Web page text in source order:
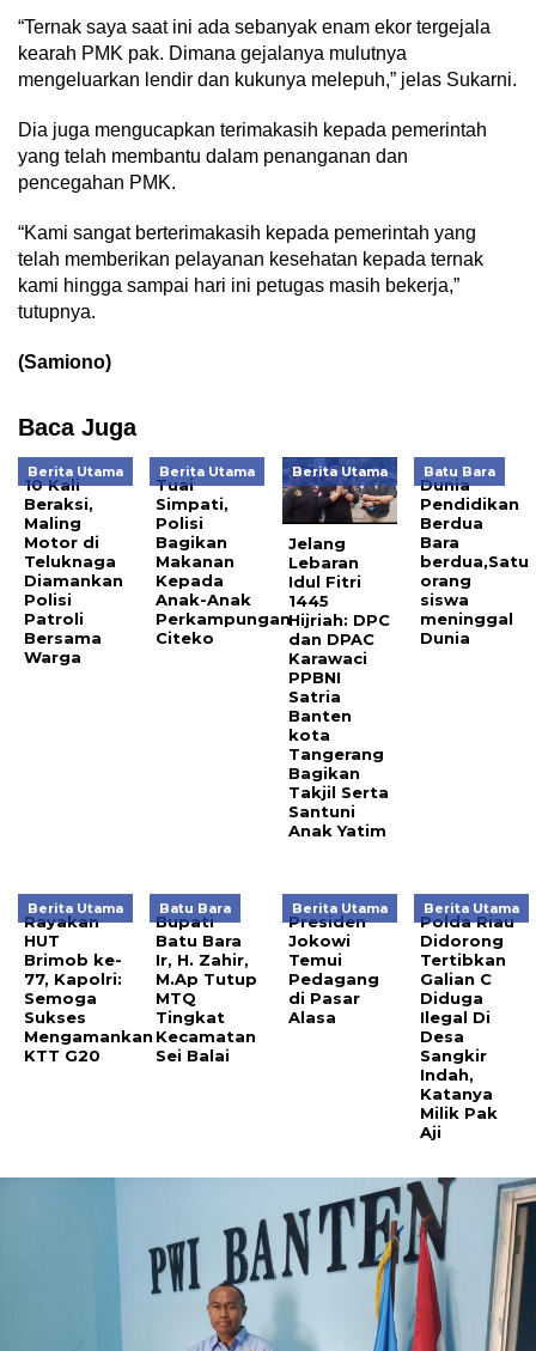
“Ternak saya saat ini ada sebanyak enam ekor tergejala
kearah PMK pak. Dimana gejalanya mulutnya
mengeluarkan lendir dan kukunya melepuh,” jelas Sukarni.
Dia juga mengucapkan terimakasih kepada pemerintah
yang telah membantu dalam penanganan dan
pencegahan PMK.
“Kami sangat berterimakasih kepada pemerintah yang
telah memberikan pelayanan kesehatan kepada ternak
kami hingga sampai hari ini petugas masih bekerja,”
tutupnya.
(Samiono)
Baca Juga
Berita Utama
10 Kali
Beraksi,
Maling
Motor di
Teluknaga
Diamankan
Polisi
Patroli
Bersama
Warga
Berita Utama
Tuai
Simpati,
Polisi
Bagikan
Makanan
Kepada
Anak-Anak
Perkampungan
Citeko
Berita Utama
Jelang
Lebaran
Idul Fitri
1445
Hijriah: DPC
dan DPAC
Karawaci
PPBNI
Satria
Banten
kota
Tangerang
Bagikan
Takjil Serta
Santuni
Anak Yatim
Batu Bara
Dunia
Pendidikan
Berdua
Bara
berdua,Satu
orang
siswa
meninggal
Dunia
Berita Utama
Rayakan
HUT
Brimob ke-
77, Kapolri:
Semoga
Sukses
Mengamankan
KTT G20
Batu Bara
Bupati
Batu Bara
Ir, H. Zahir,
M.Ap Tutup
MTQ
Tingkat
Kecamatan
Sei Balai
Berita Utama
Presiden
Jokowi
Temui
Pedagang
di Pasar
Alasa
Berita Utama
Polda Riau
Didorong
Tertibkan
Galian C
Diduga
Ilegal Di
Desa
Sangkir
Indah,
Katanya
Milik Pak
Aji